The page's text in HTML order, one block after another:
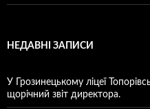
НЕДАВНІ ЗАПИСИ
У Грозинецькому ліцеї
щорічний звіт директора.